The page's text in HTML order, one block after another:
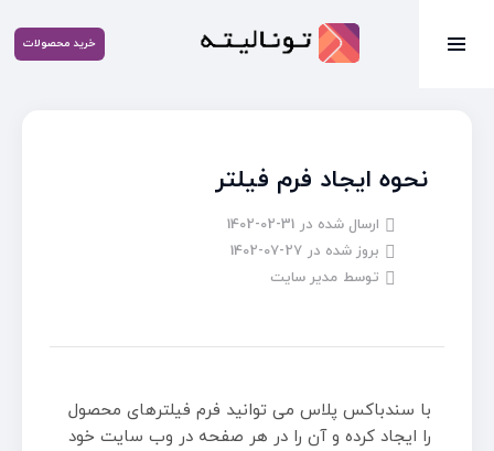
خرید محصولات
نحوه ایجاد فرم فیلتر
ارسال شده در 1402-02-31
بروز شده در 1402-07-27
توسط مدیر سایت
با سندباکس پلاس می توانید فرم فیلترهای محصول
را ایجاد کرده و آن را در هر صفحه در وب سایت خود